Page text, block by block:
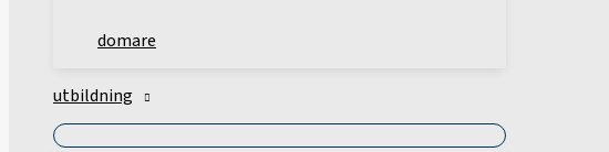
domare
utbildning